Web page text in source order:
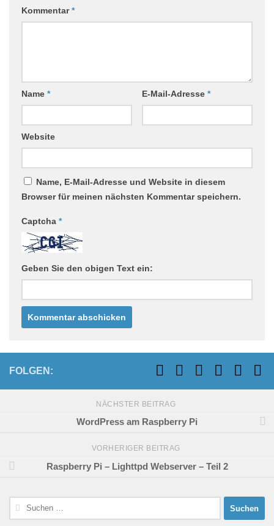
Kommentar*
Name * E-Mail-Adresse *
Website
Name, E-Mail-Adresse und Website in diesem
Browser für meinen nächsten Kommentar speichern.
Captcha *
Geben Sie den obigen Text ein:
FOLGEN:
NÄCHSTER BEITRAG
WordPress am Raspberry Pi
VORHERIGER BEITRAG
Raspberry Pi – Lighttpd Webserver – Teil 2
Suchen
nach: